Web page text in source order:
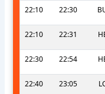
22:10 22:30
22:10 22:31
22:30 22:54
22:40 23:05